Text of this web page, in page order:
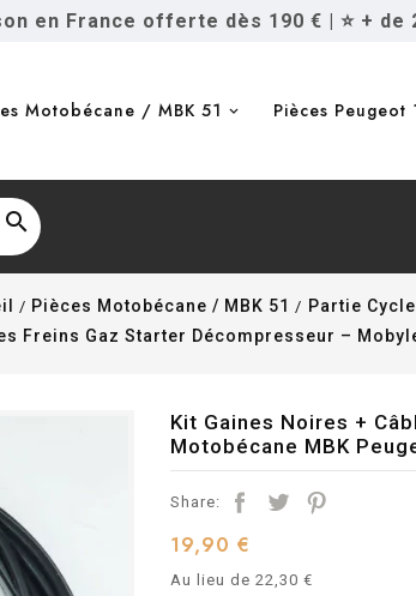
en France offerte dès 190 € | ⭐ +
Motobécane / MBK 51 Pièces Peugeot

Pièces Motobécane / MBK 51 Partie Cycle
Freins Gaz Starter Décompresseur –
Kit Gaines Noires +
Motobécane MBK
Share:
19,90 €
Au lieu de 22,30 €